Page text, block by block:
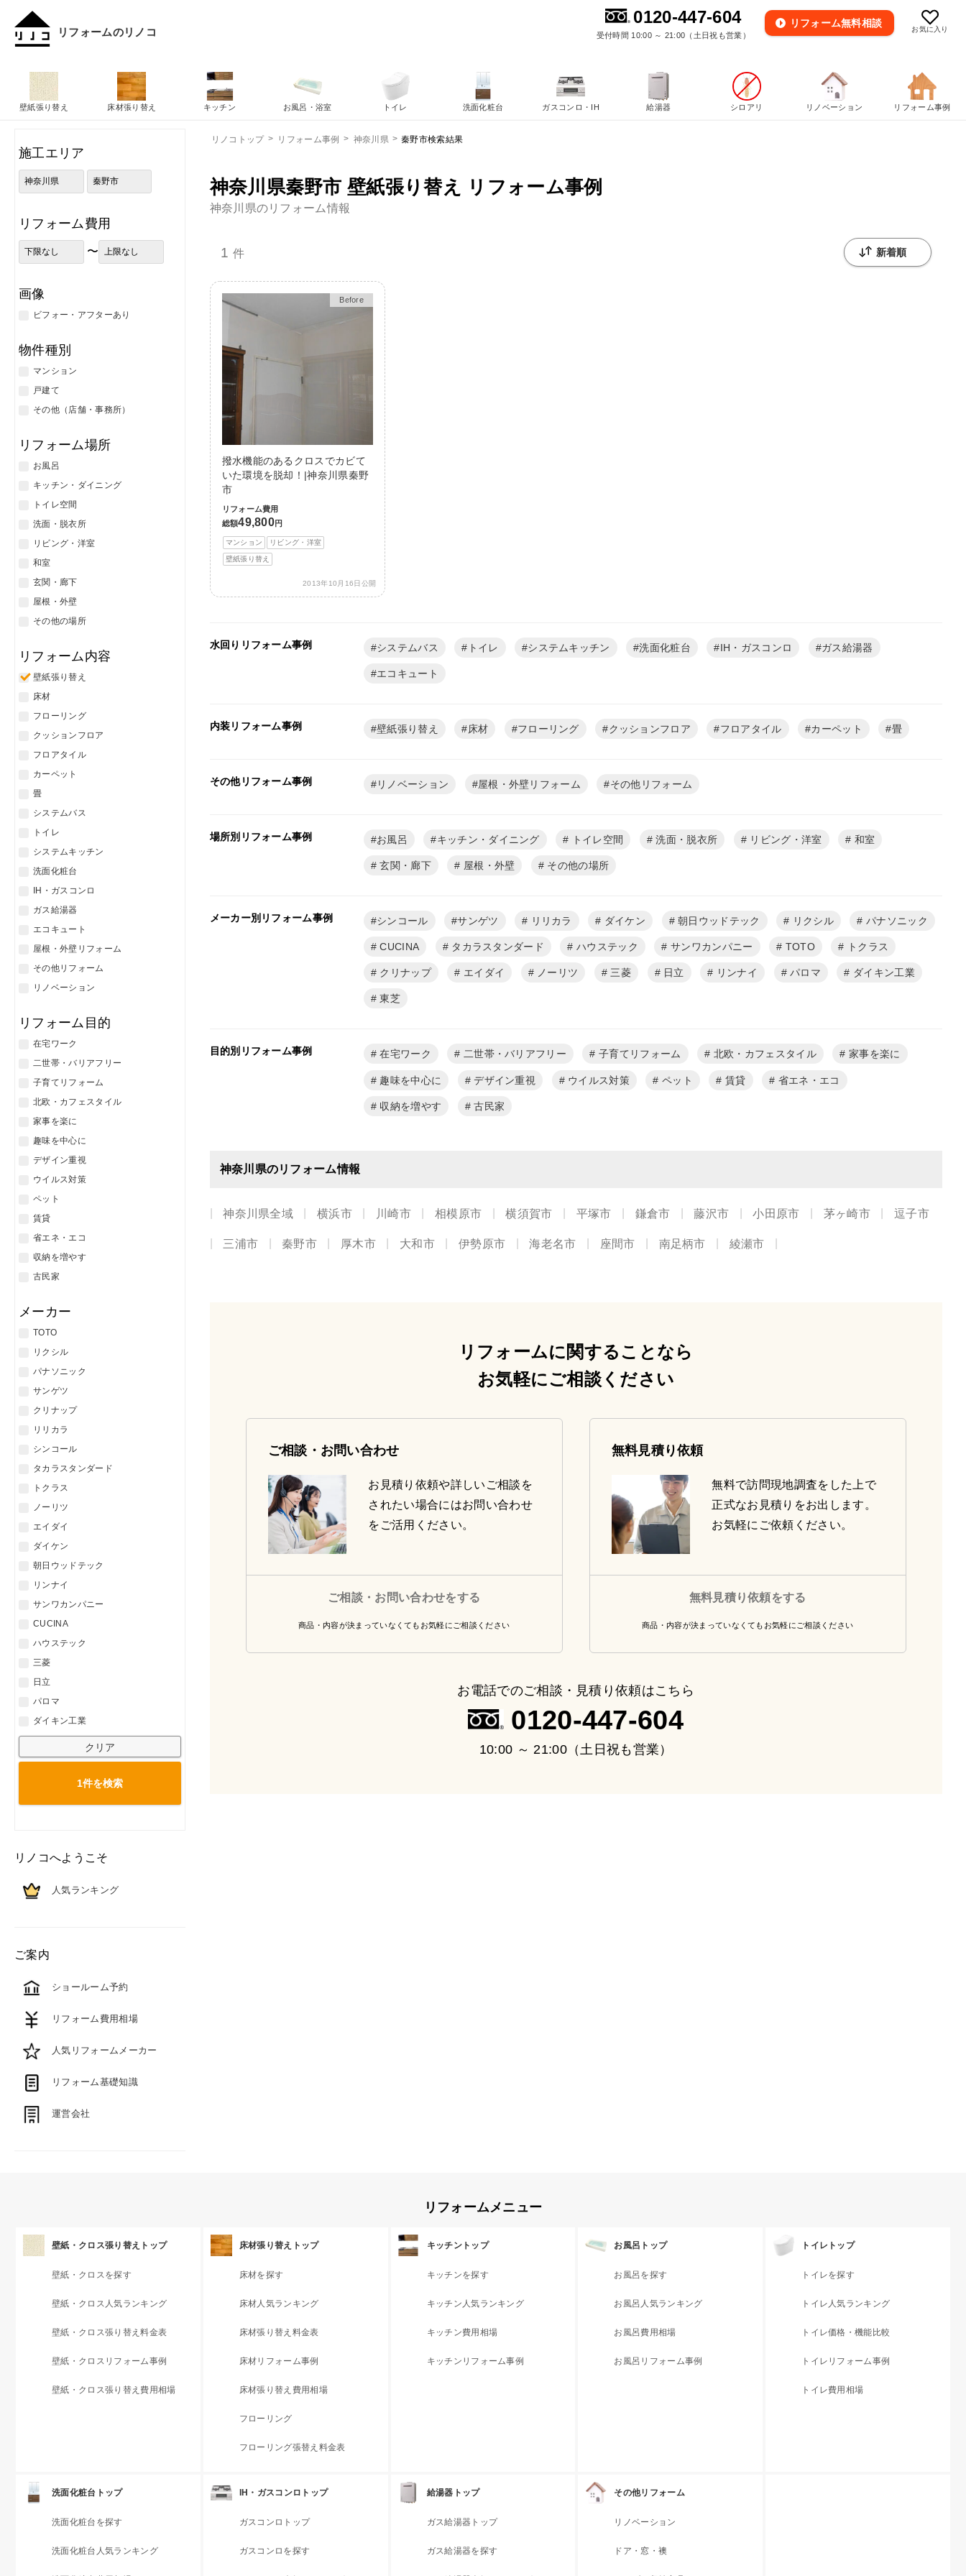
リフォームのリノコ お気に入り
0120-447-604
受付時間 10:00 ～ 21:00（土日祝も営業）
リフォーム無料相談
リノコトップ リフォーム事例 神奈川県 秦野市検索結果
神奈川県秦野市 壁紙張り替え リフォーム事例
神奈川県のリフォーム情報
1 件
After
撥水機能のあるクロスでカビて
いた環境を脱却！|神奈川県秦野
市
リフォーム費用
総額49,800円
マンション リビング・洋室
壁紙張り替え
2013年10月16日公開
水回りリフォーム事例 システムバス トイレ システムキッチン 洗面化粧台 IH・ガスコンロ ガス給湯器
エコキュート
内装リフォーム事例 壁紙張り替え 床材 フローリング クッションフロア フロアタイル カーペット 畳
その他リフォーム事例 リノベーション 屋根・外壁リフォーム その他リフォーム
場所別リフォーム事例 お風呂 キッチン・ダイニング トイレ空間 洗面・脱衣所 リビング・洋室 和室
玄関・廊下 屋根・外壁 その他の場所
メーカー別リフォーム事例 シンコール サンゲツ リリカラ ダイケン 朝日ウッドテック リクシル パナソニック
CUCINA タカラスタンダード ハウステック サンワカンパニー TOTO トクラス
クリナップ エイダイ ノーリツ 三菱 日立 リンナイ パロマ ダイキン工業
東芝
目的別リフォーム事例 在宅ワーク 二世帯・バリアフリー 子育てリフォーム 北欧・カフェスタイル 家事を楽に
趣味を中心に デザイン重視 ウイルス対策 ペット 賃貸 省エネ・エコ
収納を増やす 古民家
神奈川県のリフォーム情報
神奈川県全域 横浜市 川崎市 相模原市 横須賀市 平塚市 鎌倉市 藤沢市 小田原市 茅ヶ崎市 逗子市
三浦市 秦野市 厚木市 大和市 伊勢原市 海老名市 座間市 南足柄市 綾瀬市
リフォームに関することなら
お気軽にご相談ください
ご相談・お問い合わせ
お見積り依頼や詳しいご相談を
されたい場合にはお問い合わせ
をご活用ください。
ご相談・お問い合わせをする
商品・内容が決まっていなくてもお気軽にご相談ください
無料見積り依頼
無料で訪問現地調査をした上で
正式なお見積りをお出します。
お気軽にご依頼ください。
無料見積り依頼をする
商品・内容が決まっていなくてもお気軽にご相談ください
お電話でのご相談・見積り依頼はこちら
0120-447-604
10:00 ～ 21:00（土日祝も営業）
壁紙張り替え 床材張り替え キッチン お風呂・浴室 トイレ 洗面化粧台 ガスコンロ・IH 給湯器 シロアリ リノベーション リフォーム事例
施工エリア
リフォーム費用
〜
画像
ビフォー・アフターあり
物件種別
マンション
戸建て
その他（店舗・事務所）
リフォーム場所
お風呂
キッチン・ダイニング
トイレ空間
洗面・脱衣所
リビング・洋室
和室
玄関・廊下
屋根・外壁
その他の場所
リフォーム内容
壁紙張り替え
床材
フローリング
クッションフロア
フロアタイル
カーペット
畳
システムバス
トイレ
システムキッチン
洗面化粧台
IH・ガスコンロ
ガス給湯器
エコキュート
屋根・外壁リフォーム
その他リフォーム
リノベーション
リフォーム目的
在宅ワーク
二世帯・バリアフリー
子育てリフォーム
北欧・カフェスタイル
家事を楽に
趣味を中心に
デザイン重視
ウイルス対策
ペット
賃貸
省エネ・エコ
収納を増やす
古民家
メーカー
TOTO
リクシル
パナソニック
サンゲツ
クリナップ
リリカラ
シンコール
タカラスタンダード
トクラス
ノーリツ
エイダイ
ダイケン
朝日ウッドテック
リンナイ
サンワカンパニー
CUCINA
ハウステック
三菱
日立
パロマ
ダイキン工業
クリア
1件を検索
リノコへようこそ
人気ランキング
ご案内
ショールーム予約
リフォーム費用相場
人気リフォームメーカー
リフォーム基礎知識
運営会社
リフォームメニュー
壁紙・クロス張り替えトップ
壁紙・クロスを探す
壁紙・クロス人気ランキング
壁紙・クロス張り替え料金表
壁紙・クロスリフォーム事例
壁紙・クロス張り替え費用相場
床材張り替えトップ
床材を探す
床材人気ランキング
床材張り替え料金表
床材リフォーム事例
床材張り替え費用相場
フローリング
フローリング張替え料金表
キッチントップ
キッチンを探す
キッチン人気ランキング
キッチン費用相場
キッチンリフォーム事例
お風呂トップ
お風呂を探す
お風呂人気ランキング
お風呂費用相場
お風呂リフォーム事例
トイレトップ
トイレを探す
トイレ人気ランキング
トイレ価格・機能比較
トイレリフォーム事例
トイレ費用相場
洗面化粧台トップ
洗面化粧台を探す
洗面化粧台人気ランキング
IH・ガスコンロトップ
ガスコンロトップ
ガスコンロを探す
給湯器トップ
ガス給湯器トップ
ガス給湯器を探す
その他リフォーム
リノベーション
ドア・窓・襖